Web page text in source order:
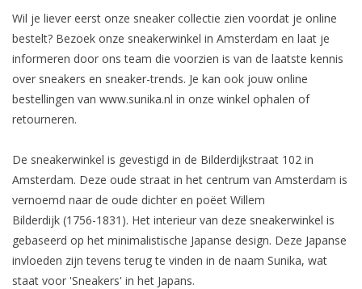
Merken
Wil je liever eerst onze sneaker collectie zien voordat je online
bestelt? Bezoek onze sneakerwinkel in Amsterdam en laat je
informeren door ons team die voorzien is van de laatste kennis
over sneakers en sneaker-trends. Je kan ook jouw online
bestellingen van www.sunika.nl in onze winkel ophalen of
retourneren.
De sneakerwinkel is gevestigd in de Bilderdijkstraat 102 in
Amsterdam. Deze oude straat in het centrum van Amsterdam is
vernoemd naar de oude dichter en poëet Willem
Bilderdijk (1756-1831). Het interieur van deze sneakerwinkel is
gebaseerd op het minimalistische Japanse design. Deze Japanse
invloeden zijn tevens terug te vinden in de naam Sunika, wat
staat voor 'Sneakers' in het Japans.